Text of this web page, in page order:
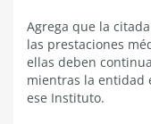
Agrega que la
las prestaciones
ellas deben
mientras la entidad
ese Instituto.